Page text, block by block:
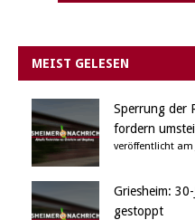
MEIST GELESEN
Sperrung der
fordern
veröffentlicht am
Griesheim:
gestoppt